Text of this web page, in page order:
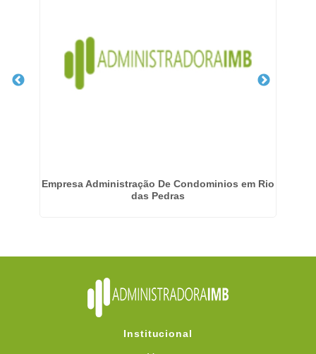
Empresa Administração De Condominios em Rio
das Pedras
Institucional